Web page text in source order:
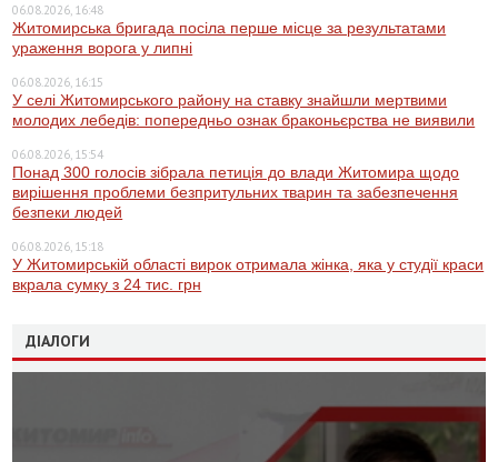
06.08.2026, 16:48
Житомирська бригада посіла перше місце за результатами
ураження ворога у липні
06.08.2026, 16:15
У селі Житомирського району на ставку знайшли мертвими
молодих лебедів: попередньо ознак браконьєрства не виявили
06.08.2026, 15:54
Понад 300 голосів зібрала петиція до влади Житомира щодо
вирішення проблеми безпритульних тварин та забезпечення
безпеки людей
06.08.2026, 15:18
У Житомирській області вирок отримала жінка, яка у студії краси
вкрала сумку з 24 тис. грн
ДІАЛОГИ